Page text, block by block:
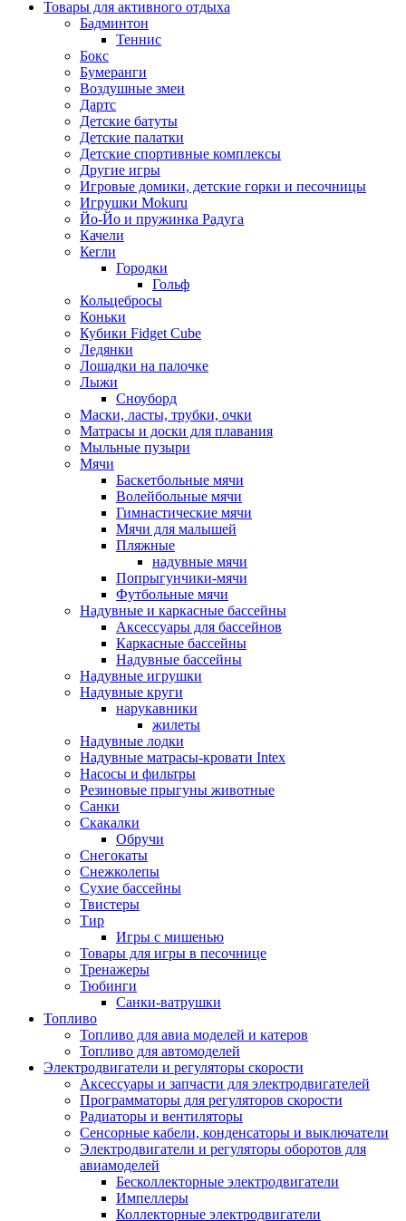
Товары для активного отдыха
Бадминтон
Теннис
Бокс
Бумеранги
Воздушные змеи
Дартс
Детские батуты
Детские палатки
Детские спортивные комплексы
Другие игры
Игровые домики, детские горки и песочницы
Игрушки Mokuru
Йо-Йо и пружинка Радуга
Качели
Кегли
Городки
Гольф
Кольцебросы
Коньки
Кубики Fidget Cube
Ледянки
Лошадки на палочке
Лыжи
Сноуборд
Маски, ласты, трубки, очки
Матрасы и доски для плавания
Мыльные пузыри
Мячи
Баскетбольные мячи
Волейбольные мячи
Гимнастические мячи
Мячи для малышей
Пляжные
надувные мячи
Попрыгунчики-мячи
Футбольные мячи
Надувные и каркасные бассейны
Аксессуары для бассейнов
Каркасные бассейны
Надувные бассейны
Надувные игрушки
Надувные круги
нарукавники
жилеты
Надувные лодки
Надувные матрасы-кровати Intex
Насосы и фильтры
Резиновые прыгуны животные
Санки
Скакалки
Обручи
Снегокаты
Снежколепы
Сухие бассейны
Твистеры
Тир
Игры с мишенью
Товары для игры в песочнице
Тренажеры
Тюбинги
Санки-ватрушки
Топливо
Топливо для авиа моделей и катеров
Топливо для автомоделей
Электродвигатели и регуляторы скорости
Аксессуары и запчасти для электродвигателей
Программаторы для регуляторов скорости
Радиаторы и вентиляторы
Сенсорные кабели, конденсаторы и выключатели
Электродвигатели и регуляторы оборотов для
авиамоделей
Бесколлекторные электродвигатели
Импеллеры
Коллекторные электродвигатели